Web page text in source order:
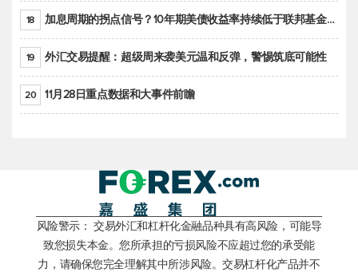
18 加息周期的拐点信号？10年期美债收益率持续低于联邦基金利率目标区间
19 外汇交易提醒：超级周来袭美元温和反弹，警惕筑底可能性
20 11月28日重点数据和大事件前瞻
风险警示： 交易外汇和杠杆化金融品种具有高风险，可能导
致您损失本金。您所承担的亏损风险不应超过您的承受能
力，请确保您完全理解其中所涉风险。交易杠杆化产品并不